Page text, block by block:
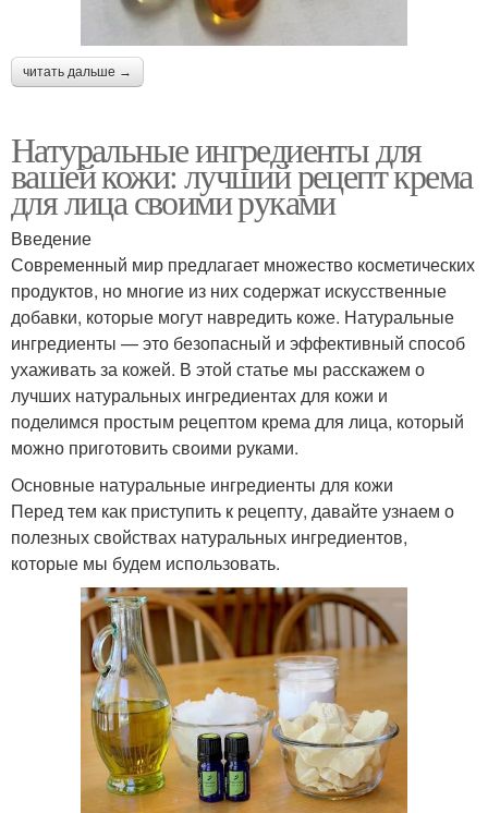
читать дальше →
Натуральные ингредиенты для
вашей кожи: лучший рецепт крема
для лица своими руками
Введение
Современный мир предлагает множество косметических
продуктов, но многие из них содержат искусственные
добавки, которые могут навредить коже. Натуральные
ингредиенты — это безопасный и эффективный способ
ухаживать за кожей. В этой статье мы расскажем о
лучших натуральных ингредиентах для кожи и
поделимся простым рецептом крема для лица, который
можно приготовить своими руками.
Основные натуральные ингредиенты для кожи
Перед тем как приступить к рецепту, давайте узнаем о
полезных свойствах натуральных ингредиентов,
которые мы будем использовать.